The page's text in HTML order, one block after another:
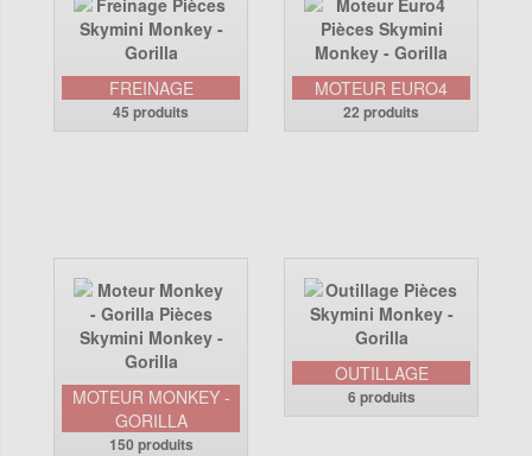
FREINAGE
45 produits
MOTEUR EURO4
22 produits
MOTEUR MONKEY -
GORILLA
150 produits
OUTILLAGE
6 produits